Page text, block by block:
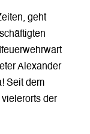
geht
Alexander
Seit dem
der